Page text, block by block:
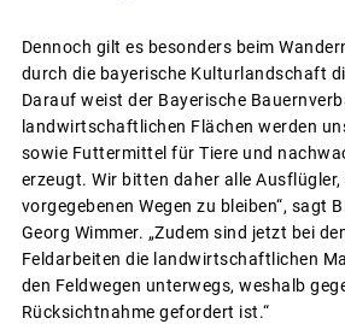
Dennoch gilt es besonders beim
durch die bayerische Kulturlandschaft
Darauf weist der Bayerische
landwirtschaftlichen Flächen werden
sowie Futtermittel für Tiere und
erzeugt. Wir bitten daher alle Ausflügler,
vorgegebenen Wegen zu bleiben“, sagt
Georg Wimmer. „Zudem sind jetzt bei
Feldarbeiten die landwirtschaftlichen
den Feldwegen unterwegs, weshalb
Rücksichtnahme gefordert ist.“